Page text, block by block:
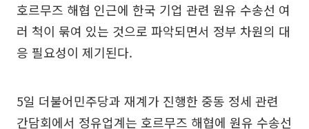
호르무즈 해협 인근에 한국 기업 관련 원유 수송선 여
러 척이 묶여 있는 것으로 파악되면서 정부 차원의 대
응 필요성이 제기된다.
5일 더불어민주당과 재계가 진행한 중동 정세 관련
간담회에서 정유업계는 호르무즈 해협에 원유 수송선